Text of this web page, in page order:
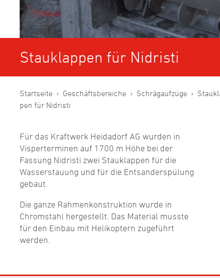
Stauklappen für Nidristi
Startseite Geschäftsbereiche Schrägaufzüge
pen für Nidristi
Für das Kraftwerk Heidadorf AG wurden in
Visperterminen auf 1700 m Höhe bei der
Fassung Nidristi zwei Stauklappen für die
Wasserstauung und für die Ent­sanderspülung
gebaut.
Die ganze Rahmenkonstruktion wurde in
Chromstahl hergestellt. Das Material musste
für den Einbau mit Helikoptern zugeführt
werden.